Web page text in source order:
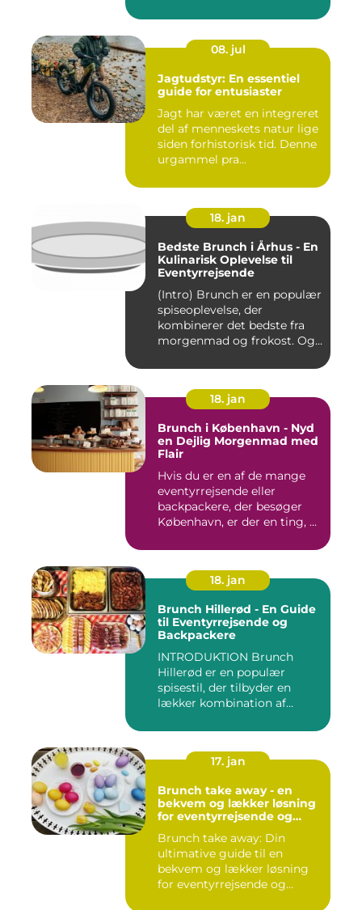
08. jul
Jagtudstyr: En essentiel
guide for entusiaster
Jagt har været en integreret
del af menneskets natur lige
siden forhistorisk tid. Denne
urgammel pra...
18. jan
Bedste Brunch i Århus - En
Kulinarisk Oplevelse til
Eventyrrejsende
(Intro) Brunch er en populær
spiseoplevelse, der
kombinerer det bedste fra
morgenmad og frokost. Og...
18. jan
Brunch i København - Nyd
en Dejlig Morgenmad med
Flair
Hvis du er en af de mange
eventyrrejsende eller
backpackere, der besøger
København, er der en ting, ...
18. jan
Brunch Hillerød - En Guide
til Eventyrrejsende og
Backpackere
INTRODUKTION Brunch
Hillerød er en populær
spisestil, der tilbyder en
lækker kombination af
17. jan
Brunch take away - en
bekvem og lækker løsning
for eventyrrejsende og
Brunch take away: Din
ultimative guide til en
bekvem og lækker løsning
for eventyrrejsende og